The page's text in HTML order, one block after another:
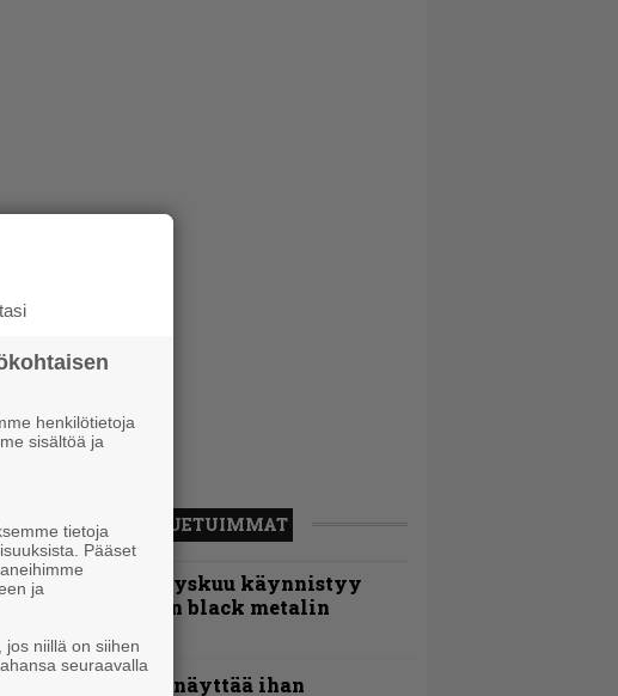
LUETUIMMAT
Espoon syyskuu käynnistyy
kotimaisen black metalin
”Mitalini näyttää ihan
henkilötietoja
sisältöä ja
tietoja
Pääset
ja
niillä on siihen
seuraavalla